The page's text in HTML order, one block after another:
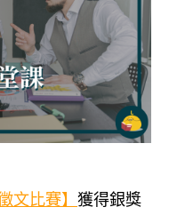
文比賽】 獲得銀獎